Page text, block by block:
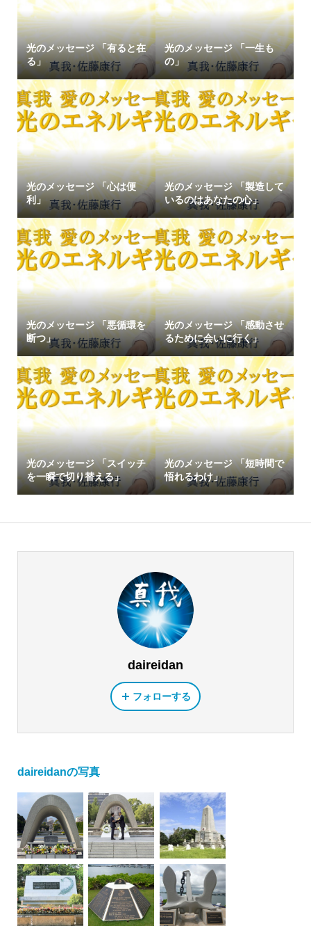
光のメッセージ 「有ると在
る」
光のメッセージ 「一生も
の」
光のメッセージ 「心は便
利」
光のメッセージ 「製造して
いるのはあなたの心」
光のメッセージ 「悪循環を
断つ」
光のメッセージ 「感動させ
るために会いに行く」
光のメッセージ 「スイッチ
を一瞬で切り替える」
光のメッセージ 「短時間で
悟れるわけ」
daireidan
フォローする
daireidanの写真